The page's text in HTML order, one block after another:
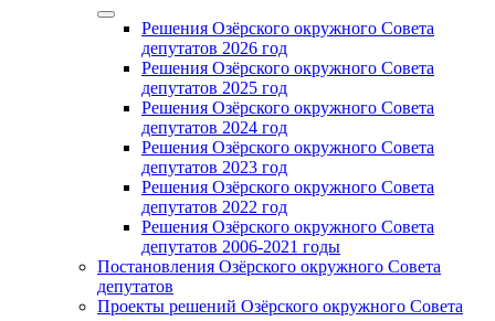
Решения Озёрского окружного Совета
депутатов 2026 год
Решения Озёрского окружного Совета
депутатов 2025 год
Решения Озёрского окружного Совета
депутатов 2024 год
Решения Озёрского окружного Совета
депутатов 2023 год
Решения Озёрского окружного Совета
депутатов 2022 год
Решения Озёрского окружного Совета
депутатов 2006-2021 годы
Постановления Озёрского окружного Совета
депутатов
Проекты решений Озёрского окружного Совета